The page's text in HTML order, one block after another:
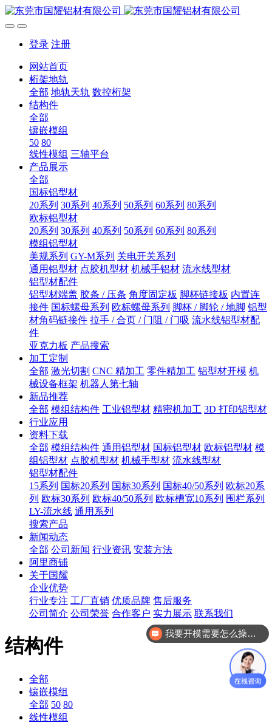
登录 注册
网站首页
桁架地轨
全部 地轨天轨 数控桁架
结构件
全部
镶嵌模组
50 80
线性模组 三轴平台
产品展示
全部
国标铝型材
20系列 30系列 40系列 50系列 60系列 80系列
欧标铝型材
20系列 30系列 40系列 50系列 60系列 80系列
模组铝型材
美规系列 GY-M系列 关电开关系列
通用铝型材 点胶机型材 机械手铝材 流水线型材
铝型材配件
铝型材端盖 胶条 / 压条 角度固定板 脚杯链接板 内置连
接件 国标螺母系列 欧标螺母系列 脚杯 / 脚轮 / 地脚 铝型
材角码链接件 拉手 / 合页 / 门阻 / 门吸 流水线铝型材配
件
亚克力板 产品搜索
加工定制
全部 激光切割 CNC 精加工 零件精加工 铝型材开模 机
械设备框架 机器人第七轴
新品推荐
全部 模组结构件 工业铝型材 精密机加工 3D 打印铝型材
行业应用
资料下载
全部 模组结构件 通用铝型材 国标铝型材 欧标铝型材 模
组铝型材 点胶机型材 机械手型材 流水线型材
铝型材配件
15系列 国标20系列 国标30系列 国标40/50系列 欧标20系
列 欧标30系列 欧标40/50系列 欧标槽宽10系列 围栏系列
LY-流水线 通用系列
搜索产品
新闻动态
全部 公司新闻 行业资讯 安装方法
阿里商铺
关于国耀
企业优势
行业专注 工厂直销 优质品牌 售后服务
公司简介 公司荣誉 合作客户 实力展示 联系我们
结构件
全部
镶嵌模组
全部 50 80
线性模组
我要开模需要怎么操作？